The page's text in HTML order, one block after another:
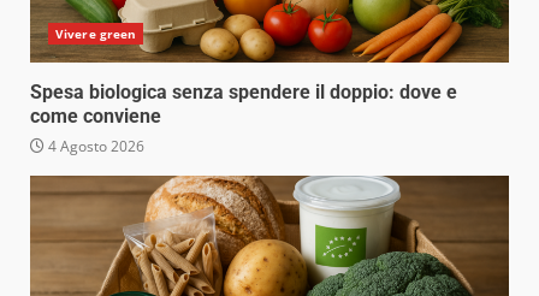
Vivere green
Spesa biologica senza spendere il doppio: dove e
come conviene
4 Agosto 2026